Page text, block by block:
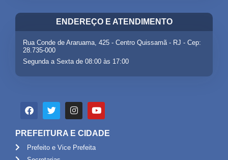
ENDEREÇO E ATENDIMENTO
Rua Conde de Araruama, 425 - Centro Quissamã - RJ - Cep:
28.735-000
Segunda a Sexta de 08:00 às 17:00
PREFEITURA E CIDADE
Prefeito e Vice Prefeita